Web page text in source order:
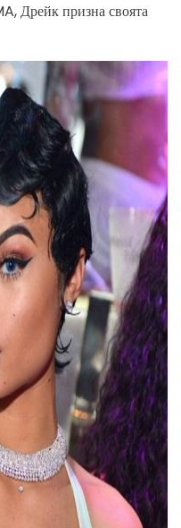
Дрейк призна своята